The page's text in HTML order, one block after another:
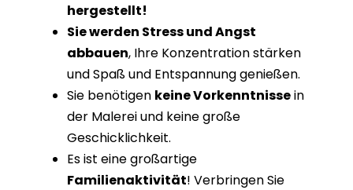
hergestellt!
Sie werden Stress und Angst
abbauen, Ihre Konzentration stärken
und Spaß und Entspannung genießen.
Sie benötigen keine Vorkenntnissein
der Malerei und keine große
Geschicklichkeit.
Es ist eine großartige
Familienaktivität! Verbringen Sie